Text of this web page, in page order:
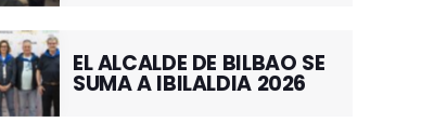
EL ALCALDE DE BILBAO SE
SUMA A IBILALDIA 2026